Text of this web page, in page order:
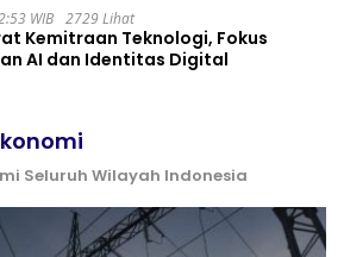
WIB 2729 Lihat
Kemitraan Teknologi, Fokus
AI dan Identitas Digital
Seluruh Wilayah Indonesia